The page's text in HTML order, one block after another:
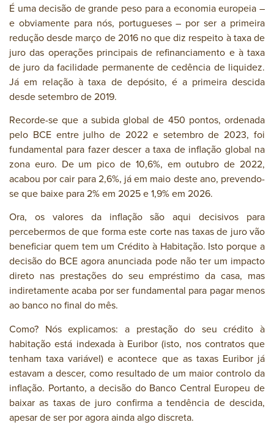
É uma decisão de grande peso para a economia europeia –
e obviamente para nós, portugueses – por ser a primeira
redução desde março de 2016 no que diz respeito à taxa de
juro das operações principais de refinanciamento e à taxa
de juro da facilidade permanente de cedência de liquidez.
Já em relação à taxa de depósito, é a primeira descida
desde setembro de 2019.
Recorde-se que a subida global de 450 pontos, ordenada
pelo BCE entre julho de 2022 e setembro de 2023, foi
fundamental para fazer descer a taxa de inflação global na
zona euro. De um pico de 10,6%, em outubro de 2022,
acabou por cair para 2,6%, já em maio deste ano, prevendo-
se que baixe para 2% em 2025 e 1,9% em 2026.
Ora, os valores da inflação são aqui decisivos para
percebermos de que forma este corte nas taxas de juro vão
beneficiar quem tem um Crédito à Habitação. Isto porque a
decisão do BCE agora anunciada pode não ter um impacto
direto nas prestações do seu empréstimo da casa, mas
indiretamente acaba por ser fundamental para pagar menos
ao banco no final do mês.
Como? Nós explicamos: a prestação do seu crédito à
habitação está indexada à Euribor (isto, nos contratos que
tenham taxa variável) e acontece que as taxas Euribor já
estavam a descer, como resultado de um maior controlo da
inflação. Portanto, a decisão do Banco Central Europeu de
baixar as taxas de juro confirma a tendência de descida,
apesar de ser por agora ainda algo discreta.